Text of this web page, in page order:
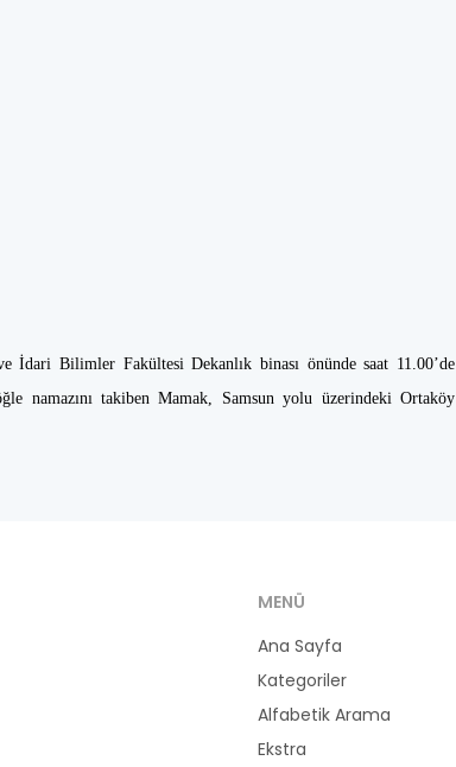
İdari Bilimler Fakültesi Dekanlık binası önünde saat 11.00’de
namazını takiben Mamak, Samsun yolu üzerindeki Ortaköy
MENÜ
Ana Sayfa
Kategoriler
Alfabetik Arama
Ekstra